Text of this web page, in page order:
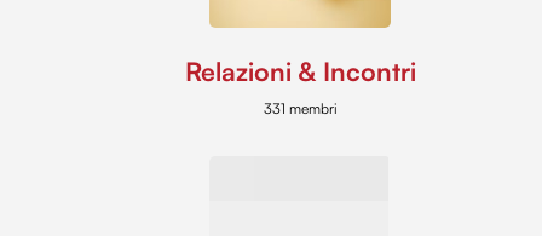
Relazioni & Incontri
331 membri